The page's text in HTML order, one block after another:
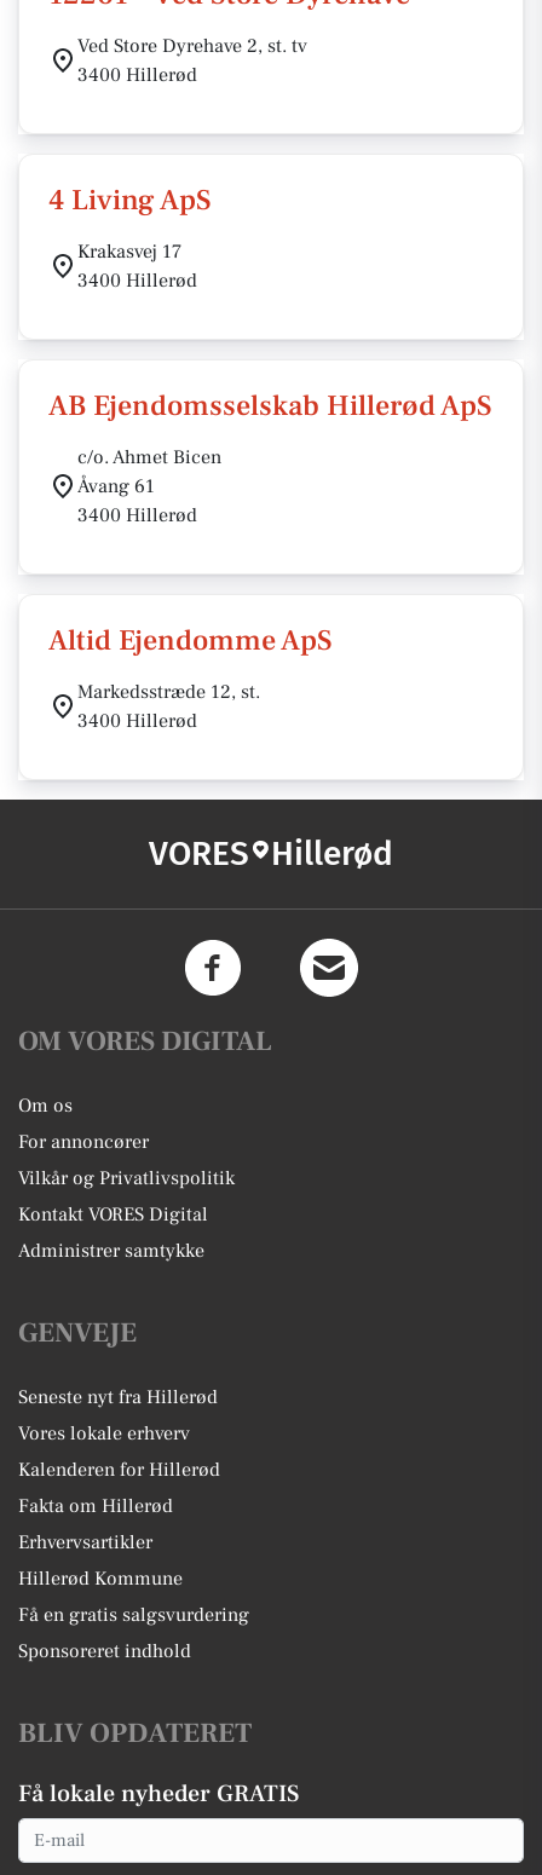
Ved Store Dyrehave 2, st. tv
3400 Hillerød
4 Living ApS
Krakasvej 17
3400 Hillerød
AB Ejendomsselskab Hillerød ApS
c/o. Ahmet Bicen
Åvang 61
3400 Hillerød
Altid Ejendomme ApS
Markedsstræde 12, st.
3400 Hillerød
VORES Hillerød
OM VORES DIGITAL
Om os
For annoncører
Vilkår og Privatlivspolitik
Kontakt VORES Digital
Administrer samtykke
GENVEJE
Seneste nyt fra Hillerød
Vores lokale erhverv
Kalenderen for Hillerød
Fakta om Hillerød
Erhvervsartikler
Hillerød Kommune
Få en gratis salgsvurdering
Sponsoreret indhold
BLIV OPDATERET
Få lokale nyheder GRATIS
Email